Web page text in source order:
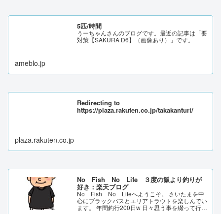
5匹/時間
うーちゃんさんのブログです。最近の記事は「要
対策【SAKURA D6】（画像あり）」です。
ameblo.jp
Redirecting to
https://plaza.rakuten.co.jp/takakanturi/
plaza.rakuten.co.jp
No Fish No Life ３度の飯より釣りが
好き：楽天ブログ
No Fish No Lifeへようこそ。 さいたまを中
心にブラックバスとエリアトラウトを楽しんでい
ます。 年間釣行200日w 日々思う事を綴って行き